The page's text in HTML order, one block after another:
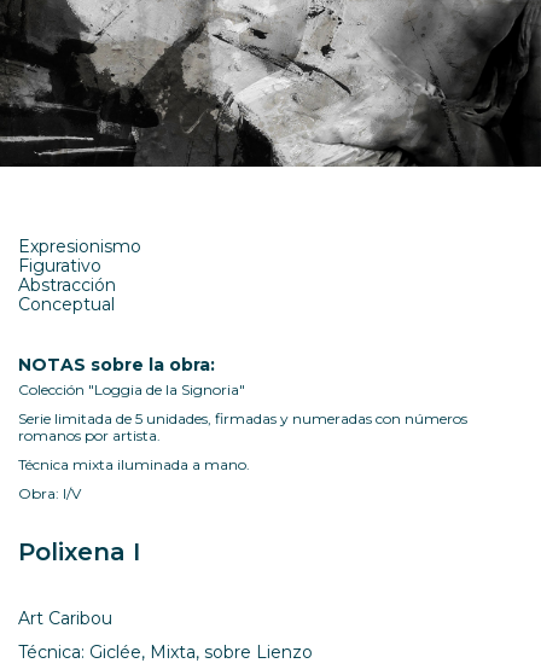
Expresionismo
Figurativo
Abstracción
Conceptual
NOTAS sobre la obra:
Colección "Loggia de la Signoria"
Serie limitada de 5 unidades, firmadas y numeradas con números
romanos por artista.
Técnica mixta iluminada a mano.
Obra: I/V
Polixena I
Art Caribou
Técnica: Giclée, Mixta, sobre Lienzo